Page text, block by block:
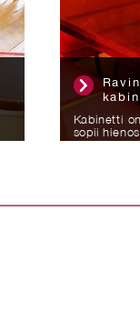
14 hengen